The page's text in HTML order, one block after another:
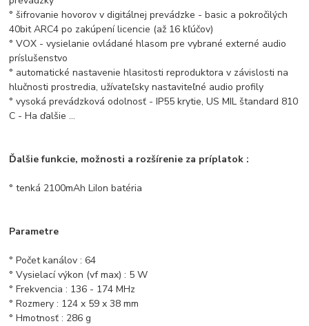
° šifrovanie hovorov v digitálnej prevádzke - basic a pokročilých
40bit ARC4 po zakúpení licencie (až 16 kľúčov)
° VOX - vysielanie ovládané hlasom pre vybrané externé audio
príslušenstvo
° automatické nastavenie hlasitosti reproduktora v závislosti na
hlučnosti prostredia, užívateľsky nastaviteľné audio profily
° vysoká prevádzková odolnosť - IP55 krytie, US MIL štandard 810
C - Ha ďalšie ...
Ďalšie funkcie, možnosti a rozšírenie za príplatok :
° tenká 2100mAh LiIon batéria
Parametre
° Počet kanálov : 64
° Vysielací výkon (vf max) : 5 W
° Frekvencia : 136 - 174 MHz
° Rozmery : 124 x 59 x 38 mm
° Hmotnosť : 286 g